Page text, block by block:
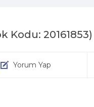
Kodu: 20161853)
Yorum Yap